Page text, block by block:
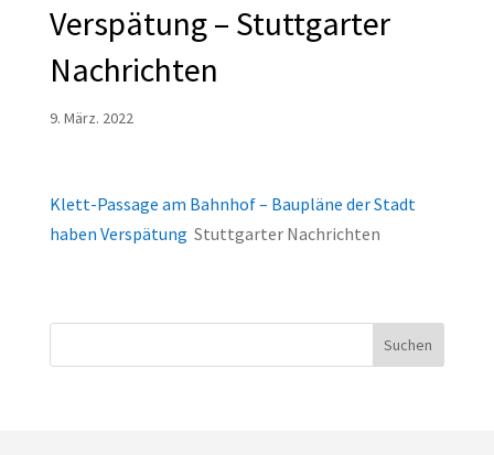
Verspätung – Stuttgarter
Nachrichten
9. März. 2022
Klett-Passage am Bahnhof – Baupläne der Stadt
haben Verspätung Stuttgarter Nachrichten
Suchen